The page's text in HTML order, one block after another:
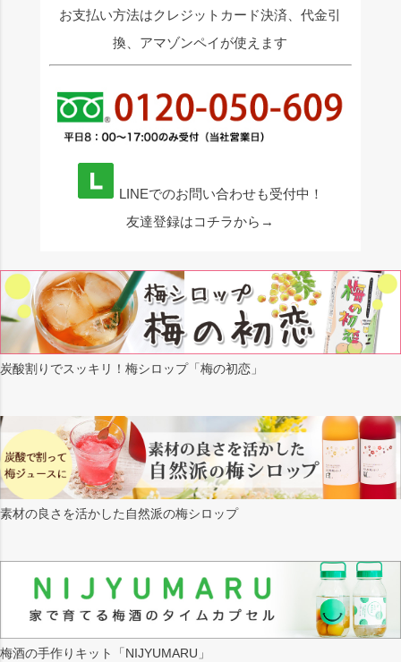
お支払い方法はクレジットカード決済、代金引
換、アマゾンペイが使えます
LINEでのお問い合わせも受付中！
友達登録はコチラから→
炭酸割りでスッキリ！梅シロップ「梅の初恋」
素材の良さを活かした自然派の梅シロップ
梅酒の手作りキット「NIJYUMARU」